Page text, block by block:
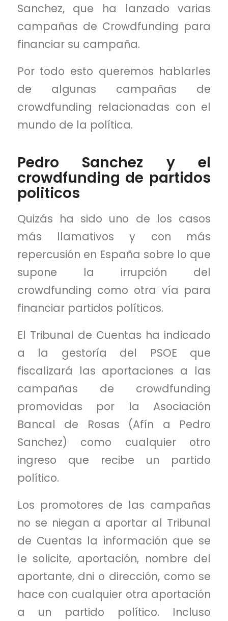
Sanchez, que ha lanzado varias
campañas de Crowdfunding para
financiar su campaña.
Por todo esto queremos hablarles
de algunas campañas de
crowdfunding relacionadas con el
mundo de la política.
Pedro Sanchez y el
crowdfunding de partidos
politicos
Quizás ha sido uno de los casos
más llamativos y con más
repercusión en España sobre lo que
supone la irrupción del
crowdfunding como otra vía para
financiar partidos políticos.
El Tribunal de Cuentas ha indicado
a la gestoría del PSOE que
fiscalizará las aportaciones a las
campañas de crowdfunding
promovidas por la Asociación
Bancal de Rosas (Afín a Pedro
Sanchez) como cualquier otro
ingreso que recibe un partido
político.
Los promotores de las campañas
no se niegan a aportar al Tribunal
de Cuentas la información que se
le solicite, aportación, nombre del
aportante, dni o dirección, como se
hace con cualquier otra aportación
a un partido político. Incluso